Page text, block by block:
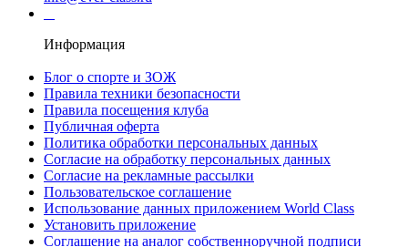
Информация
Блог о спорте и ЗОЖ
Правила техники безопасности
Правила посещения клуба
Публичная оферта
Политика обработки персональных данных
Согласие на обработку персональных данных
Согласие на рекламные рассылки
Пользовательское соглашение
Использование данных приложением World Class
Установить приложение
Соглашение на аналог собственноручной подписи